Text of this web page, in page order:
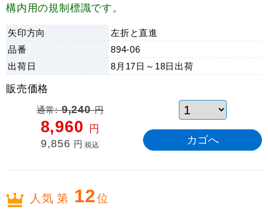
構内用の規制標識です。
矢印方向
左折と直進
品番
894-06
出荷日 8月17日～18日 出荷
販売価格
通常:9,240円
8,960 円
9,856 円 税込
人気 第 12位